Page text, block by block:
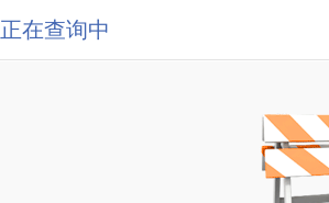
正在查询中